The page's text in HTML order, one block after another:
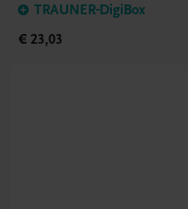
TRAUNER-DigiBox
€ 23,03